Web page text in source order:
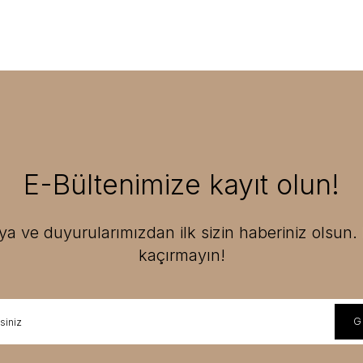
E-Bültenimize kayıt olun!
ve duyurularımızdan ilk sizin haberiniz olsun.
kaçırmayın!